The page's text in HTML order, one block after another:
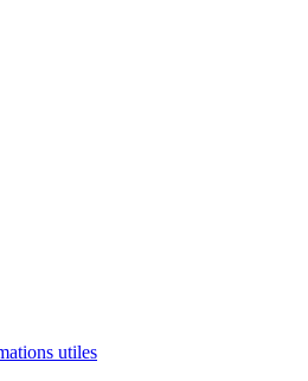
utiles